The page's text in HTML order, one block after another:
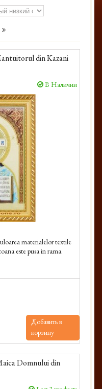
din Kazani
В Наличии
materialelor textile
este pusa in rama.
Добавить в
корзину
Domnului din